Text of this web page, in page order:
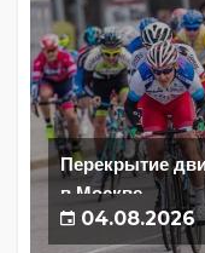
Перекрытие
в Москве
04.08.2026